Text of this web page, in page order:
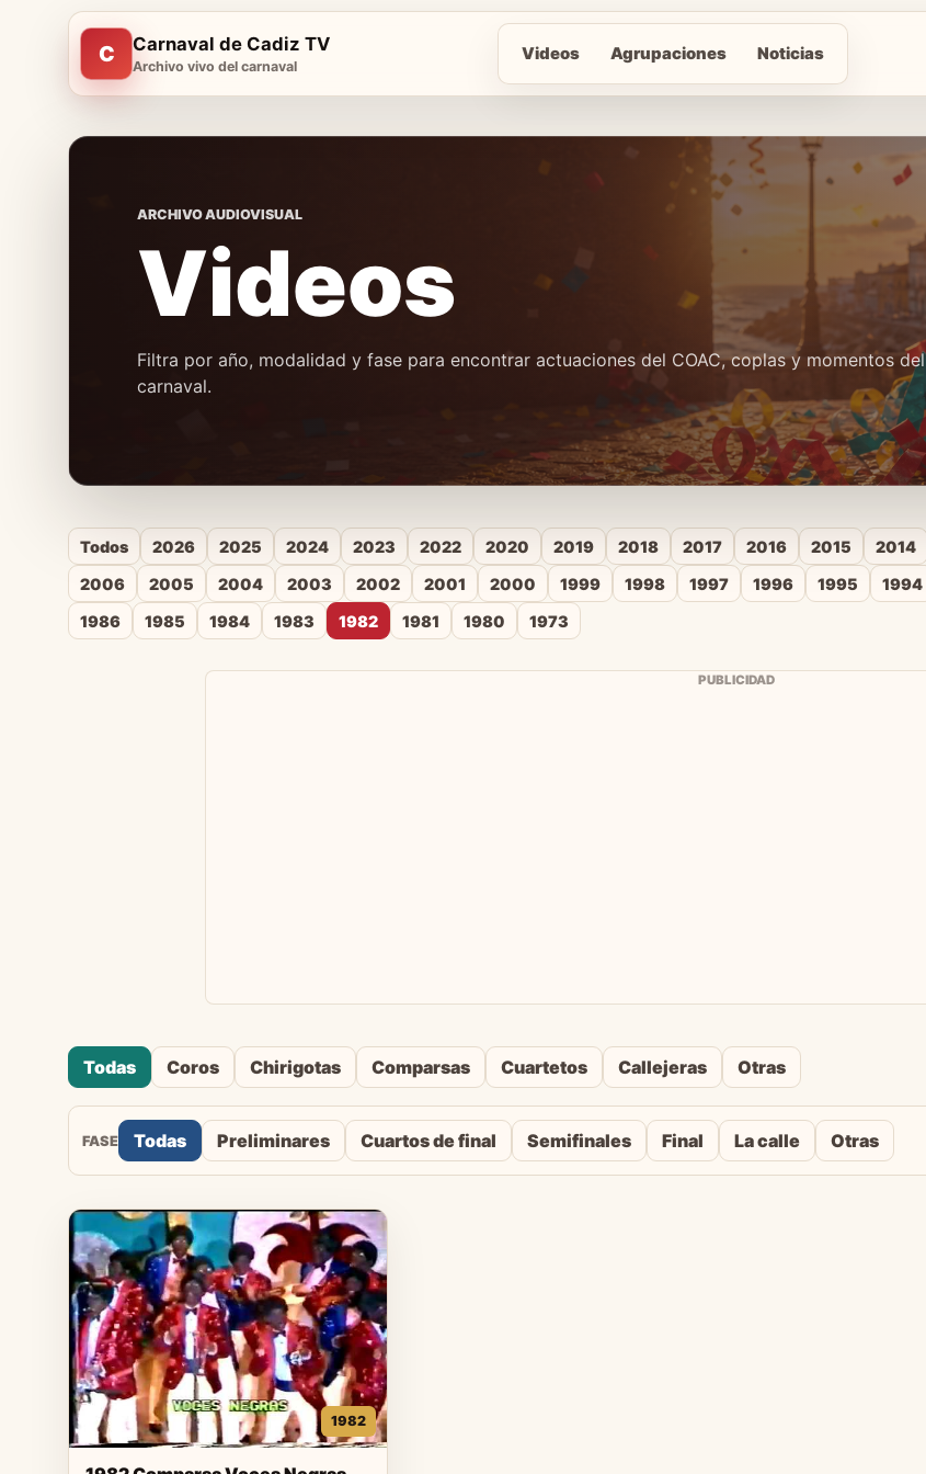
C Carnaval de Cadiz TV
Archivo vivo del carnaval
Videos Agrupaciones Noticias
ARCHIVO AUDIOVISUAL
Videos
Filtra por año, modalidad y fase para encontrar actuaciones del COAC, coplas y momentos del
carnaval.
Todos 2026 2025 2024 2023 2022 2020 2019 2018 2017 2016 2015 2014
2006
2005 2004 2003 2002 2001 2000 1999 1998 1997 1996 1995 1994
1986
1985 1984 1983 1982 1981 1980 1973
PUBLICIDAD
Todas Coros Chirigotas Comparsas Cuartetos Callejeras Otras
FASE Todas Preliminares Cuartos de final Semifinales Final La calle Otras
1982